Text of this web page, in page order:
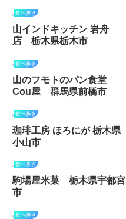
食べ歩き
山インドキッチン 岩舟
店 栃木県栃木市
食べ歩き
山のフモトのパン食堂
Cou屋 群馬県前橋市
食べ歩き
珈琲工房 ほろにが 栃木県
小山市
食べ歩き
駒場屋米菓 栃木県宇都宮
市
食べ歩き